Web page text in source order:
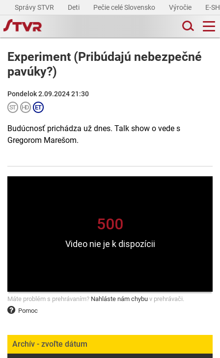
Správy STVR Deti Pečie celé Slovensko Výročie E-
Experiment (Pribúdajú nebezpečné
pavúky?)
Pondelok 2.09.2024 21:30
Budúcnosť prichádza už dnes. Talk show o vede s
Gregorom Marešom.
Pomoc
Máte problém s prehrávaním? Nahláste nám chybu v prehrávači.
Archív - zvoľte dátum